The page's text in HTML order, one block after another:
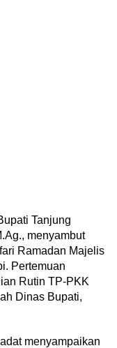
Tanjung
menyambut
Ramadan Majelis
Pertemuan
Rutin TP-PKK
Dinas Bupati,
menyampaikan